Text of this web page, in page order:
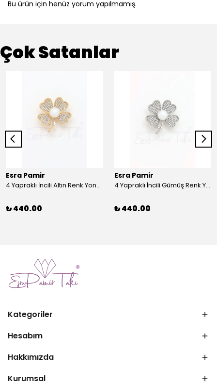
Bu ürün için henüz yorum yapılmamış.
Çok Satanlar
Esra Pamir
4 Yapraklı İncili Altın Renk Yonca Broş
₺ 440.00
Esra Pamir
4 Yapraklı İncili Gümüş Renk Yonca Broş
₺ 440.00
Kategoriler
Hesabım
Hakkımızda
Kurumsal